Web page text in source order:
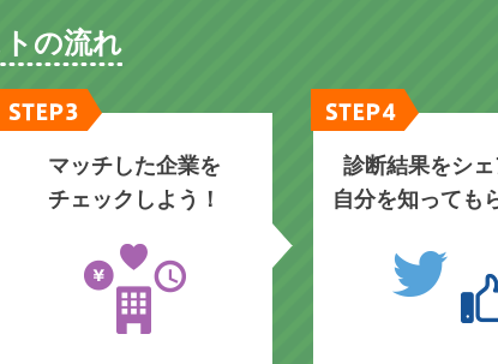
の流れ
マッチした企業を
チェックしよう！
診断結果をシ
自分を知っても